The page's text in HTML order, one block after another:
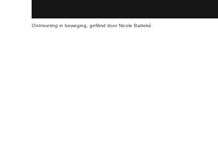
Ontmoeting in beweging, gefilmd door Nicole Batteké.